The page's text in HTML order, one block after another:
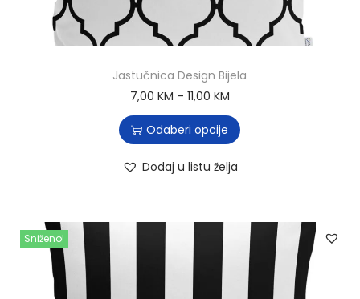
Jastučnica Design Bijela
7,00 KM – 11,00 KM
Odaberi opcije
Dodaj u listu želja
Sniženo!